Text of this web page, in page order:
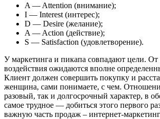
A — Attention (внимание);
I — Interest (интерес);
D — Desire (желание);
A — Action (действие);
S — Satisfaction (удовлетворение).
У маркетинга и пикапа совпадают цели. От
воздействия ожидаются вполне
Клиент должен совершить покупку и
женщина, сами понимаете, с чем.
разовый, так и долгосрочный характер, в
самое трудное — добиться этого первого
важную часть продаж – интернет-